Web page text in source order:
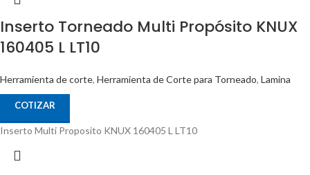
Inserto Torneado Multi Propósito KNUX
160405 L LT10
Herramienta de corte, Herramienta de Corte para Torneado, Lamina
COTIZAR
Inserto Multi Proposito KNUX 160405 L LT10